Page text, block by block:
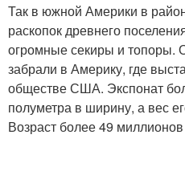
Так в южной Америки в
раскопок древнего
огромные секиры и топоры.
забрали в Америку, где
обществе США. Экспонат
полуметра в ширину, а вес
Возраст более 49 миллионов